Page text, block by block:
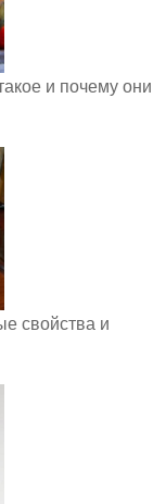
и почему они
свойства и